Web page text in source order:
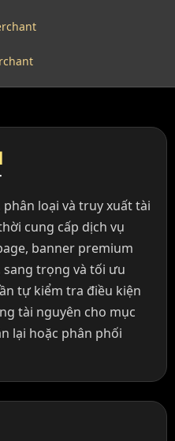
loại và truy xuất tài
cung cấp dịch vụ
banner premium
trọng và tối ưu
tự kiểm tra điều kiện
tài nguyên cho mục
lại hoặc phân phối